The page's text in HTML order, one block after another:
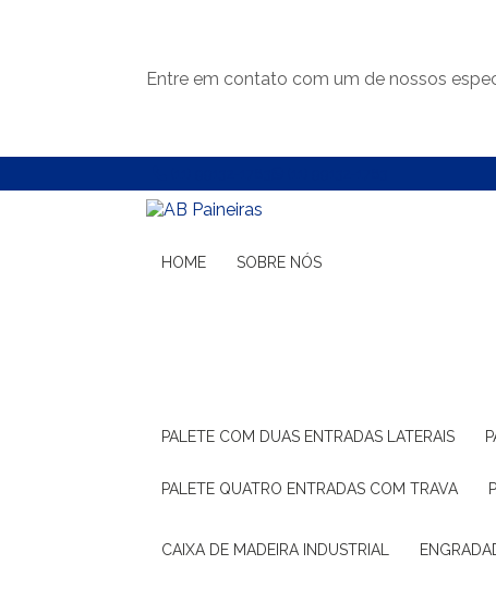
Entre em contato com um de nossos
HOME SOBRE NÓS
PALETE COM DUAS ENTRADAS LATERAIS
PALETE QUATRO ENTRADAS COM TRAVA
CAIXA DE MADEIRA INDUSTRIAL